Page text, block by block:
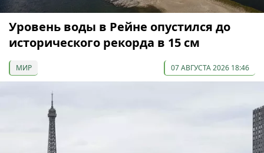
Уровень воды в Рейне опустился до
исторического рекорда в 15 см
МИР 07 АВГУСТА 2026 18:46